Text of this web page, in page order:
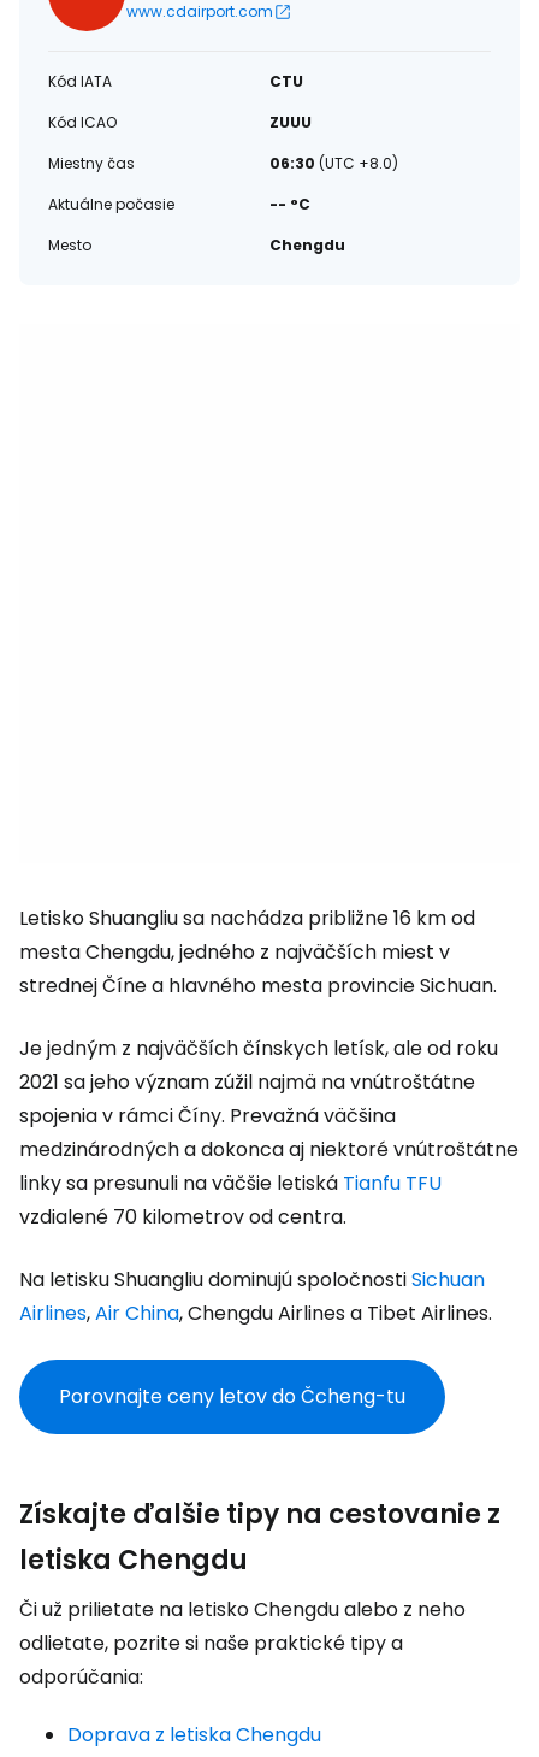
www.cdairport.com
Kód IATA
CTU
Kód ICAO
ZUUU
Miestny čas
06:30 (UTC +8.0)
Aktuálne počasie
-- °C
Mesto
Chengdu
Letisko Shuangliu sa nachádza približne 16 km od
mesta Chengdu, jedného z najväčších miest v
strednej Číne a hlavného mesta provincie Sichuan.
Je jedným z najväčších čínskych letísk, ale od roku
2021 sa jeho význam zúžil najmä na vnútroštátne
spojenia v rámci Číny. Prevažná väčšina
medzinárodných a dokonca aj niektoré vnútroštátne
linky sa presunuli na väčšie letiská Tianfu TFU
vzdialené 70 kilometrov od centra.
Na letisku Shuangliu dominujú spoločnostiSichuan
Airlines,Air China, Chengdu Airlines a Tibet Airlines.
Porovnajte ceny letov do Čcheng-tu
Získajte ďalšie tipy na cestovanie z
letiska Chengdu
Či už prilietate na letisko Chengdu alebo z neho
odlietate, pozrite si naše praktické tipy a
odporúčania:
Doprava z letiska Chengdu